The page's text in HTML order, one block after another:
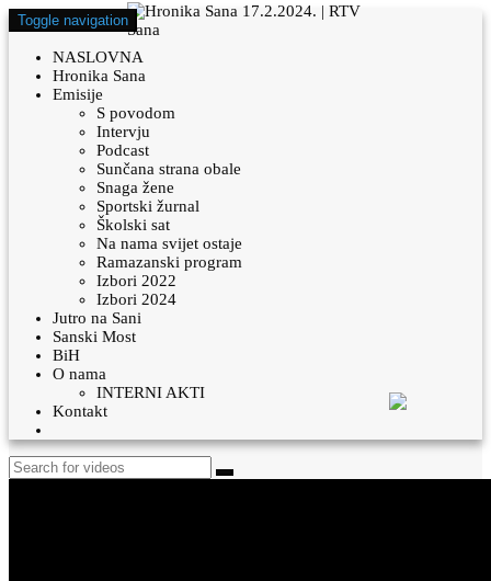
Toggle navigation
NASLOVNA
Hronika Sana
Emisije
S povodom
Intervju
Podcast
Sunčana strana obale
Snaga žene
Sportski žurnal
Školski sat
Na nama svijet ostaje
Ramazanski program
Izbori 2022
Izbori 2024
Jutro na Sani
Sanski Most
BiH
O nama
INTERNI AKTI
Kontakt